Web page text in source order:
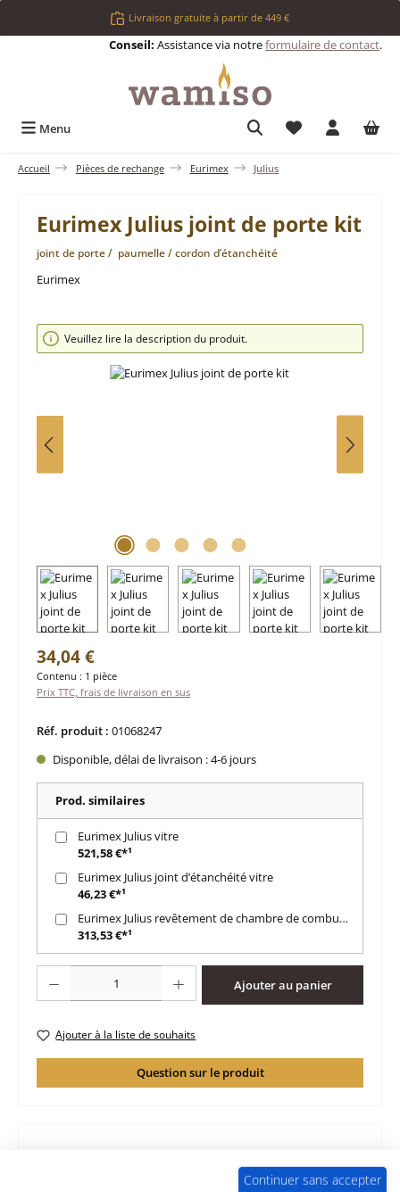
Passer au contenu principalLivraison gratuite à partir de 449 €
Conseil: Assistance via notreformulaire de contact.
Menu Vous avez 0
Accueil Pièces de rechange Eurimex Julius
Eurimex Julius joint de porte kit
joint de porte / paumelle / cordon d’étanchéité
Eurimex
Ignorer la galerie d'images
Veuillez lire la description du produit.
Prix régulier :
34,04 €
Contenu : 1 pièce
Prix TTC, frais de livraison en sus
Réf. produit : 01068247
Disponible, délai de livraison : 4-6 jours
Prod. similaires
Eurimex Julius vitre
521,58 €*¹
Eurimex Julius joint d’étanchéité vitre
46,23 €*¹
Eurimex Julius revêtement de chambre de combustion
313,53 €*¹
Ajouter au panier
Ajouter à la liste de souhaits
Question sur le produit
Continuer sans accepter